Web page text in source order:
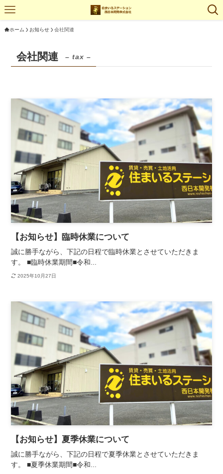
ホーム お知らせ 会社関連
会社関連 – tax –
【お知らせ】臨時休業について
誠に勝手ながら、下記の日程で臨時休業とさせていただきま
す。 ■臨時休業期間■令和...
2025年10月27日
【お知らせ】夏季休業について
誠に勝手ながら、下記の日程で夏季休業とさせていただきま
す。 ■夏季休業期間■令和...